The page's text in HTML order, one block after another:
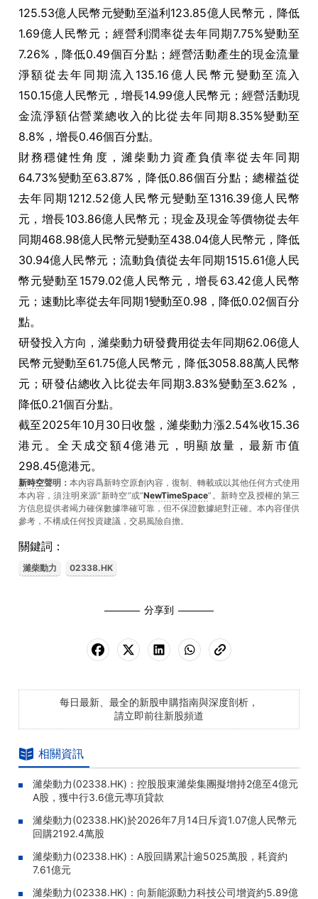
125.53億人民幣元變動至溢利123.85億人民幣元，降低
1.69億人民幣元；經營利潤率從去年同期7.75%變動至
7.26%，降低0.49個百分點；經營活動產生的現金流量
淨額從去年同期流入135.16億人民幣元變動至流入
150.15億人民幣元，增長14.99億人民幣元；經營活動現
金流淨額佔營業總收入的比從去年同期8.35%變動至
8.8%，增長0.46個百分點。
財務穩健性角度，濰柴動力資產負債率從去年同期
64.73%變動至63.87%，降低0.86個百分點；總權益從
去年同期1212.52億人民幣元變動至1316.39億人民幣
元，增長103.86億人民幣元；現金及現金等價物從去年
同期468.98億人民幣元變動至438.04億人民幣元，降低
30.94億人民幣元；流動負債從去年同期1515.61億人民
幣元變動至1579.02億人民幣元，增長63.42億人民幣
元；速動比率從去年同期1變動至0.98，降低0.02個百分
點。
研發投入方向，濰柴動力研發費用從去年同期62.06億人
民幣元變動至61.75億人民幣元，降低3058.88萬人民幣
元；研發佔總收入比從去年同期3.83%變動至3.62%，
降低0.21個百分點。
截至2025年10月30日收盤，濰柴動力漲2.54%收15.36
港元。全天成交額4億港元，明顯放量，最新市值
298.45億港元。
新時空聲明： 本內容爲新時空原創內容，復制、轉載或以其他任何方式使用
本內容，須注明來源“新時空”或“NewTimeSpace”。新時空及授權的第三
方信息提供者竭力確保數據準確可靠，但不保證數據絕對正確。本內容僅供
參考，不構成任何投資建議，交易風險自擔。
關鍵詞：
濰柴動力 02338.HK
分享到
每日最新、最全的新股申購指南與深度剖析，
請立即前往新股頻道
相關資訊
濰柴動力(02338.HK)：控股股東濰柴集團擬增持2億至4億元
A股，獲中行3.6億元專項貸款
濰柴動力(02338.HK)於2026年7月14日斥資1.07億人民幣元
回購2192.4萬股
濰柴動力(02338.HK)：A股回購累計逾5025萬股，耗資約
7.61億元
濰柴動力(02338.HK)：向新能源動力科技公司增資約5.89億